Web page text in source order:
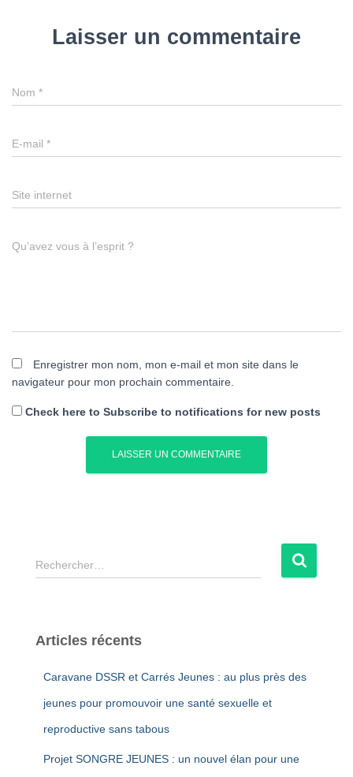
Laisser un commentaire
Nom *
E-mail *
Site internet
Qu’avez vous à l’esprit ?
Enregistrer mon nom, mon e-mail et mon site dans le
navigateur pour mon prochain commentaire.
Check here to Subscribe to notifications for new posts
R
e
r
Rechercher…
Articles récents
Caravane DSSR et Carrés Jeunes : au plus près des
jeunes pour promouvoir une santé sexuelle et
reproductive sans tabous
Projet SONGRE JEUNES : un nouvel élan pour une